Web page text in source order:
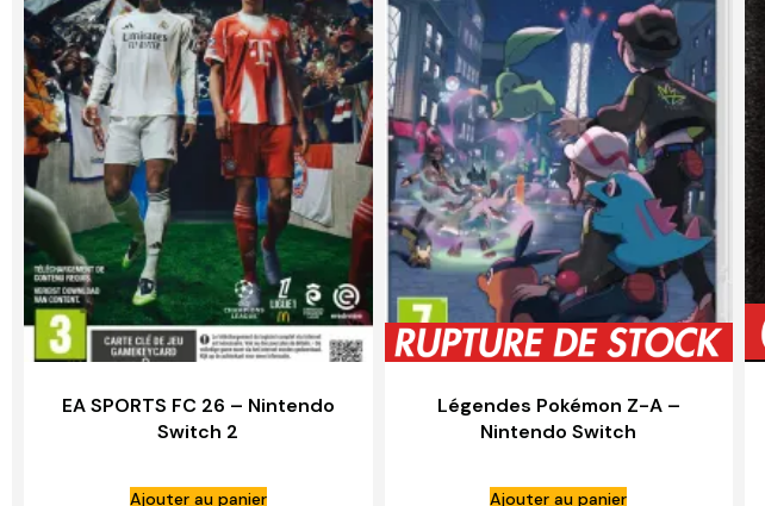
EA SPORTS FC 26 – Nintendo
Switch 2
Ajouter au panier
Légendes Pokémon Z-A –
Nintendo Switch
Ajouter au panier